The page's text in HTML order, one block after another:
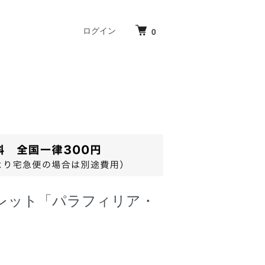
ログイン 0
ット「パラフィリア・